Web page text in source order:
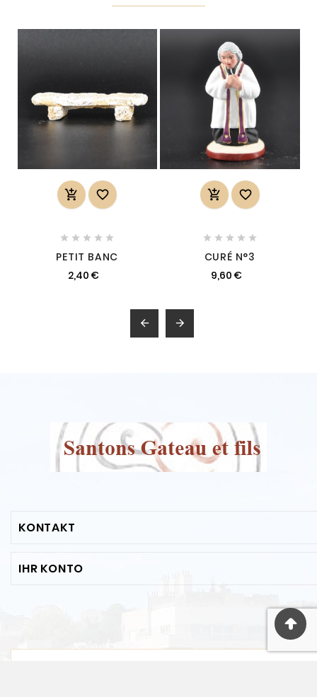
 
    
PETIT BANC
2,40 €
 
    
CURÉ N°3
9,60 €
 
KONTAKT
IHR KONTO